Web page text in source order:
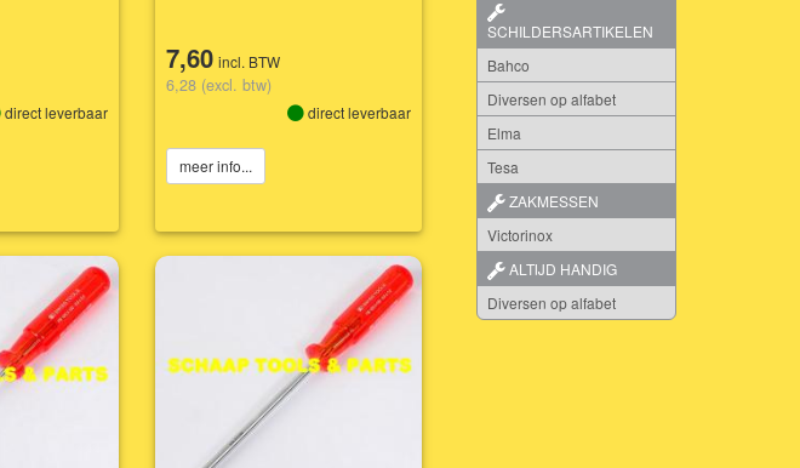
direct leverbaar
7,60 incl. BTW
6,28 (excl. btw)
direct leverbaar
meer info...
SCHILDERSARTIKELEN
Bahco
Diversen op alfabet
Elma
Tesa
ZAKMESSEN
Victorinox
ALTIJD HANDIG
Diversen op alfabet